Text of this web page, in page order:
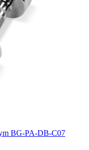
BG-PA-DB-C07